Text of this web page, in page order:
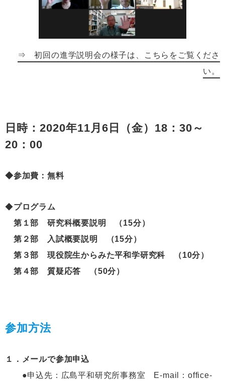
⇒ 初回の進学説明会の様子は、こちらをご覧くださ
い。
日時：2020年11月6日（金）18：30～
20：00
◆参加費：無料
◆プログラム
第１部 研究科概要説明 （15分）
第２部 入試概要説明 （15分）
第３部 現役院生からみた平和学研究科 （10分）
第４部 質疑応答 （50分）
参加方法
１．メールで参加申込
●申込先：広島平和研究所事務室 E-mail：office-